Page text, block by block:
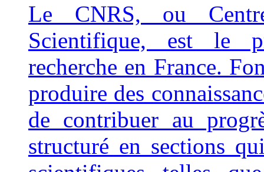
Le CNRS, ou
Scientifique, est le
recherche en France.
produire des
de contribuer au
structuré en sections